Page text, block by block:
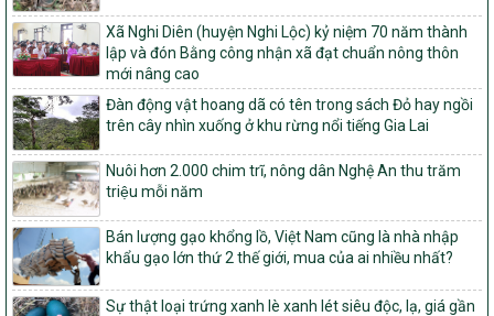
Về việc đăng ký thực hiện Dự án liên kết theo chuỗi giá trị thuộc
Dự án 2 – Chương trình Mục tiêu quốc gia Giảm nghèo bền vững
giai đoạn 2021-2025 được kéo dài sang năm 2026
827/QĐ-BNNMT
Quyết định Ban hành Kế hoạch triển khai thực hiện Chương trình
mục tiêu quốc gia xây dựng nông thôn mới, giảm nghèo bền
vững và phát triển kinh tế – xã hội vùng đồng bào dân tộc thiểu
số và miền núi giai đoạn 2026-2035, giai đoạn I: Từ năm 2026
đến năm 2030
14/2026/TT-BNNMT
Hướng dẫn thực hiện một số nội dung tiêu chí, điều kiện thuộc Bộ
tiêu chí quốc gia về nông thôn mới giai đoạn 2026 – 2030 thuộc
phạm vi quản lý nhà nước của Bộ Nông nghiệp và Môi trường
Xã Nghi Diên (huyện Nghi Lộc) kỷ niệm 70 năm thành
lập và đón Bằng công nhận xã đạt chuẩn nông thôn
mới nâng cao
Đàn động vật hoang dã có tên trong sách Đỏ hay ngồi
trên cây nhìn xuống ở khu rừng nổi tiếng Gia Lai
Nuôi hơn 2.000 chim trĩ, nông dân Nghệ An thu trăm
triệu mỗi năm
Bán lượng gạo khổng lồ, Việt Nam cũng là nhà nhập
khẩu gạo lớn thứ 2 thế giới, mua của ai nhiều nhất?
Sự thật loại trứng xanh lè xanh lét siêu độc, lạ, giá gần